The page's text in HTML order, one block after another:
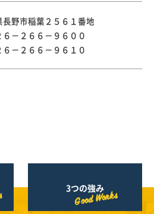
野市稲葉２５６１番地
６－２６６－９６００
６－２６６－９６１０
3つの強み
Good Works